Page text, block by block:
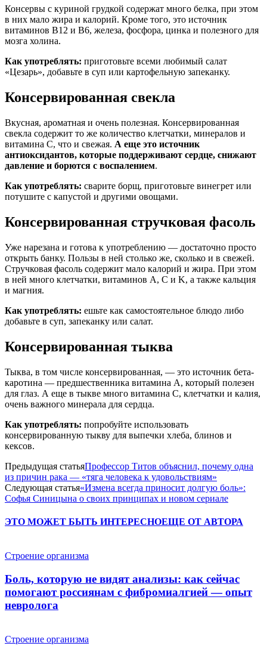
Консервы с куриной грудкой содержат много белка, при этом
в них мало жира и калорий. Кроме того, это источник
витаминов B12 и B6, железа, фосфора, цинка и полезного для
мозга холина.
Как употреблять: приготовьте всеми любимый салат
«Цезарь», добавьте в суп или картофельную запеканку.
Консервированная свекла
Вкусная, ароматная и очень полезная. Консервированная
свекла содержит то же количество клетчатки, минералов и
витамина С, что и свежая. А еще это источник
антиоксидантов, которые поддерживают сердце, снижают
давление и борются с воспалением.
Как употреблять: сварите борщ, приготовьте винегрет или
потушите с капустой и другими овощами.
Консервированная стручковая фасоль
Уже нарезана и готова к употреблению — достаточно просто
открыть банку. Пользы в ней столько же, сколько и в свежей.
Стручковая фасоль содержит мало калорий и жира. При этом
в ней много клетчатки, витаминов A, C и K, а также кальция
и магния.
Как употреблять: ешьте как самостоятельное блюдо либо
добавьте в суп, запеканку или салат.
Консервированная тыква
Тыква, в том числе консервированная, — это источник бета-
каротина — предшественника витамина А, который полезен
для глаз. А еще в тыкве много витамина С, клетчатки и калия,
очень важного минерала для сердца.
Как употреблять: попробуйте использовать
консервированную тыкву для выпечки хлеба, блинов и
кексов.
Предыдущая статьяПрофессор Титов объяснил, почему одна
из причин рака — «тяга человека к удовольствиям»
Следующая статья«Измена всегда приносит долгую боль»:
Софья Синицына о своих принципах и новом сериале
ЭТО МОЖЕТ БЫТЬ ИНТЕРЕСНОЕЩЕ ОТ АВТОРА
Строение организма
Боль, которую не видят анализы: как сейчас
помогают россиянам с фибромиалгией — опыт
невролога
Строение организма